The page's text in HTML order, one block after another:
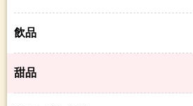
飲品
甜品